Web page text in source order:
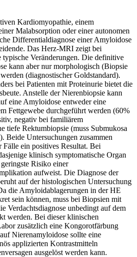
Kardiomyopathie, einem
Malabsorption oder einer autonomen
Differentialdiagnose einer Amyloidose
Das Herz-MRI zeigt bei
Veränderungen. Die definitive
kann aber nur morphologisch (Biopsie
(diagnostischer Goldstandard).
bei Patienten mit Proteinurie bietet die
Anstelle der Nierenbiopsie kann
eine Amyloidose entweder eine
Fettgewebe durchgeführt werden (60%
negativ bei familiärem
tiefe Rektumbiopsie (muss Submukosa
Beide Untersuchungen zusammen
Fälle ein positives Resultat. Bei
klinisch symptomatische Organ
Risiko einer
aufweist. Die Diagnose der
auf der histologischen Untersuchung
die Amyloidablagerungen in der HE
sein können, muss bei Biopsien mit
Verdachtsdiagnose unbedingt auf dem
werden. Bei dieser klinischen
zusätzlich eine Kongorotfärbung
Nierenamyloidose sollte eine
applizierten Kontrastmitteln
ausgelöst werden kann.